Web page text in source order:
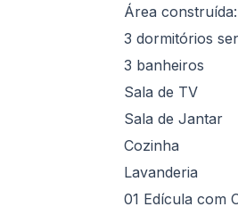
Área construída:
3 dormitórios
3 banheiros
Sala de TV
Sala de Jantar
Cozinha
Lavanderia
01 Edícula com